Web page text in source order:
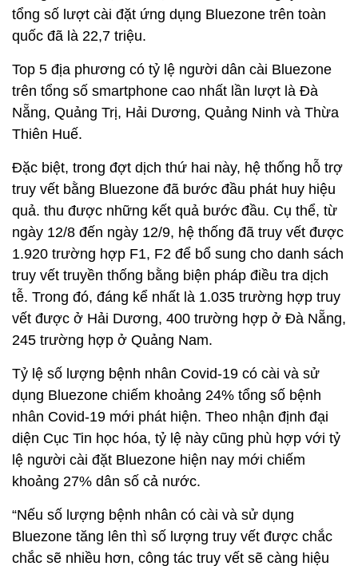
tổng số lượt cài đặt ứng dụng Bluezone trên toàn
quốc đã là 22,7 triệu.
Top 5 địa phương có tỷ lệ người dân cài Bluezone
trên tổng số smartphone cao nhất lần lượt là Đà
Nẵng, Quảng Trị, Hải Dương, Quảng Ninh và Thừa
Thiên Huế.
Đặc biệt, trong đợt dịch thứ hai này, hệ thống hỗ trợ
truy vết bằng Bluezone đã bước đầu phát huy hiệu
quả. thu được những kết quả bước đầu. Cụ thể, từ
ngày 12/8 đến ngày 12/9, hệ thống đã truy vết được
1.920 trường hợp F1, F2 để bổ sung cho danh sách
truy vết truyền thống bằng biện pháp điều tra dịch
tễ. Trong đó, đáng kể nhất là 1.035 trường hợp truy
vết được ở Hải Dương, 400 trường hợp ở Đà Nẵng,
245 trường hợp ở Quảng Nam.
Tỷ lệ số lượng bệnh nhân Covid-19 có cài và sử
dụng Bluezone chiếm khoảng 24% tổng số bệnh
nhân Covid-19 mới phát hiện. Theo nhận định đại
diện Cục Tin học hóa, tỷ lệ này cũng phù hợp với tỷ
lệ người cài đặt Bluezone hiện nay mới chiếm
khoảng 27% dân số cả nước.
“Nếu số lượng bệnh nhân có cài và sử dụng
Bluezone tăng lên thì số lượng truy vết được chắc
chắc sẽ nhiều hơn, công tác truy vết sẽ càng hiệu